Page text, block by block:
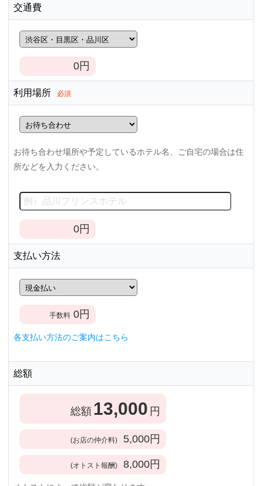
交通費
0円
利用場所 必須
お待ち合わせ場所や予定しているホテル名、ご自宅の場合は住
所などを入力ください。
0円
支払い方法
手数料 0円
各支払い方法のご案内はこちら
総額
総額 13,000 円
(お店の仲介料) 5,000円
(オトスト報酬) 8,000円